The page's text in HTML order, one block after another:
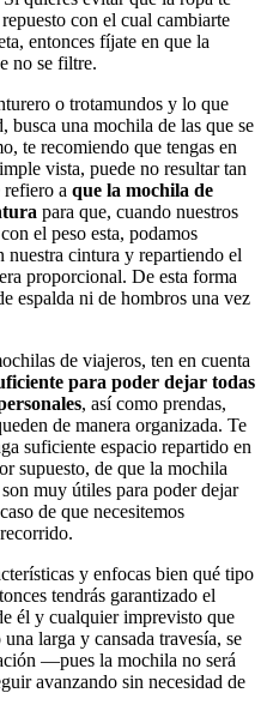
con el cual cambiarte
entonces fíjate en que la
no se filtre.
o trotamundos y lo que
busca una mochila de las que se
te recomiendo que tengas en
vista, puede no resultar tan
a que la mochila de
para que, cuando nuestros
el peso esta, podamos
nuestra cintura y repartiendo el
proporcional. De esta forma
espalda ni de hombros una vez
de viajeros, ten en cuenta
para poder dejar todas
, así como prendas,
de manera organizada. Te
suficiente espacio repartido en
supuesto, de que la mochila
muy útiles para poder dejar
de que necesitemos
y enfocas bien qué tipo
tendrás garantizado el
él y cualquier imprevisto que
larga y cansada travesía, se
—pues la mochila no será
avanzando sin necesidad de